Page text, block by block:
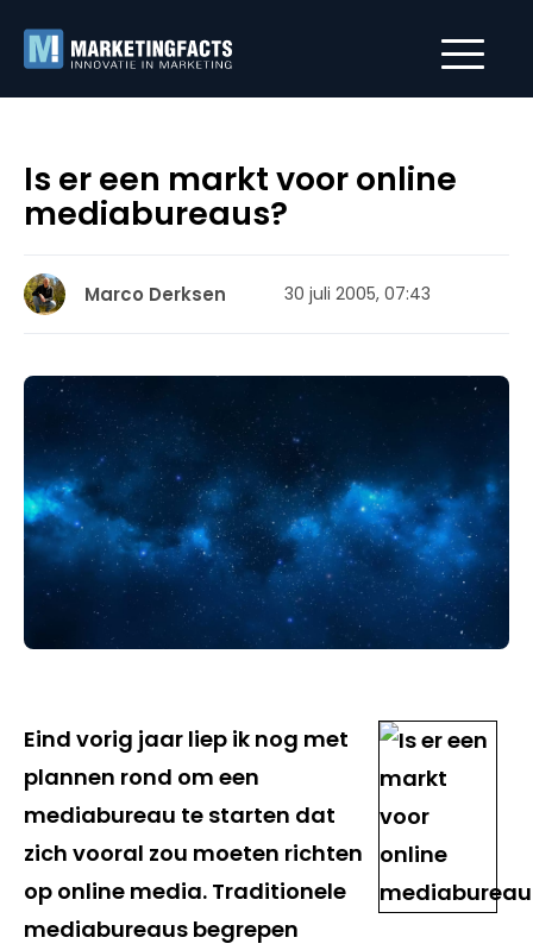
Is er een markt voor online
mediabureaus?
Marco Derksen 30 juli 2005, 07:43
Eind vorig jaar liep ik nog met
plannen rond om een
mediabureau te starten dat
zich vooral zou moeten richten
op online media. Traditionele
mediabureaus begrepen